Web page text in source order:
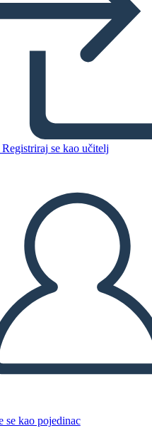
Registriraj se kao učitelj
se kao pojedinac
Storyboard
ČITAJ MI